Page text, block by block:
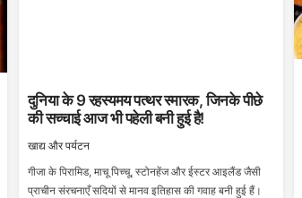
दुनिया के 9 रहस्यमय पत्थर स्मारक, जिनके पीछे
की सच्चाई आज भी पहेली बनी हुई है!
खाद्य और पर्यटन
गीजा के पिरामिड, माचू पिच्चू, स्टोनहेंज और ईस्टर आइलैंड जैसी
प्राचीन संरचनाएँ सदियों से मानव इतिहास की गवाह बनी हुई हैं।